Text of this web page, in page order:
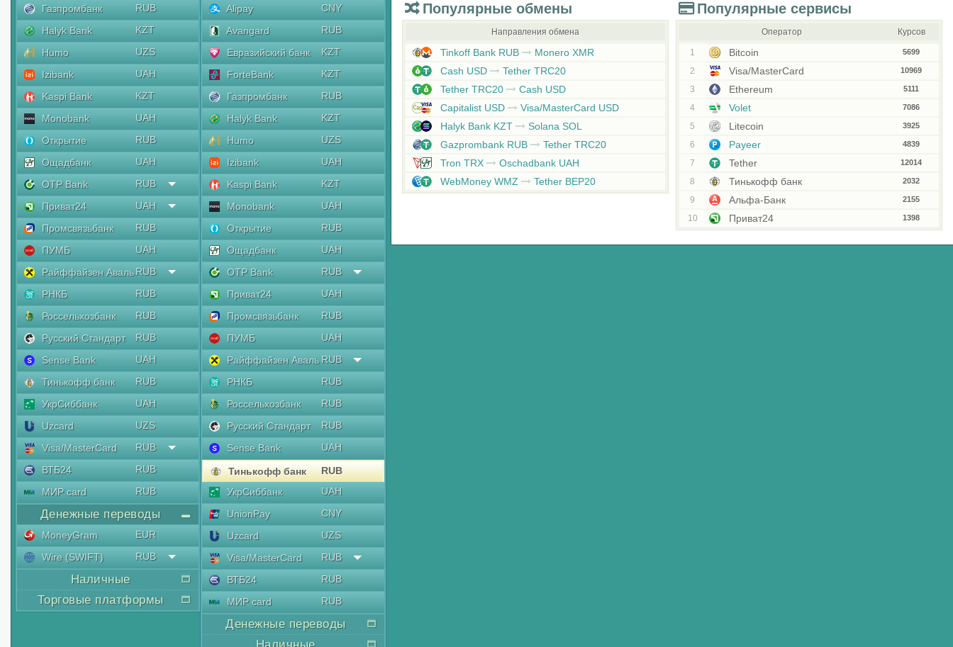
Газпромбанк
RUB
Halyk Bank
KZT
Humo
UZS
Izibank
UAH
Kaspi Bank
KZT
Monobank
UAH
Открытие
RUB
Ощадбанк
UAH
OTP Bank
RUB
Приват24
UAH
Промсвязьбанк
RUB
ПУМБ
UAH
Райффайзен АвальRUB
РНКБ
RUB
Россельхозбанк
RUB
Русский Стандарт
RUB
Sense Bank
UAH
Тинькофф банк
RUB
УкрСиббанк
UAH
Uzcard
UZS
Visa/MasterCard
RUB
ВТБ24
RUB
МИР card
RUB
Денежные переводы
MoneyGram
EUR
Wire (SWIFT)
RUB
Наличные
Торговые платформы
Alipay
CNY
Avangard
RUB
Евразийский банк
KZT
ForteBank
KZT
Газпромбанк
RUB
Halyk Bank
KZT
Humo
UZS
Izibank
UAH
Kaspi Bank
KZT
Monobank
UAH
Открытие
RUB
Ощадбанк
UAH
OTP Bank
RUB
Приват24
UAH
Промсвязьбанк
RUB
ПУМБ
UAH
Райффайзен Аваль RUB
РНКБ
RUB
Россельхозбанк
RUB
Русский Стандарт
RUB
Sense Bank
UAH
Тинькофф банк
RUB
УкрСиббанк
UAH
UnionPay
CNY
Uzcard
UZS
Visa/MasterCard
RUB
ВТБ24
RUB
МИР card
RUB
Денежные переводы
Популярные обмены
Направления обмена
Tinkoff Bank RUB
Monero XMR
Cash USD
Tether TRC20
Tether TRC20
Cash USD
Capitalist USD
Visa/MasterCard USD
Halyk Bank KZT
Solana SOL
Gazprombank RUB
Tether TRC20
Tron TRX
Oschadbank UAH
WebMoney WMZ
Tether BEP20
Популярные сервисы
Оператор Курсов
1 Bitcoin 5699
2 Visa/MasterCard 10969
3 Ethereum 5111
4 Volet 7086
5 Litecoin 3925
6 Payeer 4839
7 Tether 12014
8 Тинькофф банк 2032
9 Альфа-Банк 2155
10 Приват24 1398